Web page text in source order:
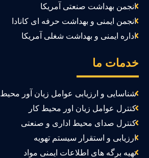
انجمن بهداشت صنعتی آمریکا
انجمن ایمنی و بهداشت حرفه ای کانادا
اداره ایمنی و بهداشت شغلی آمریکا
ما
شناسایی و ارزیابی عوامل زیان آور محیط کار
کنترل عوامل زیان اور محیط کار
کنترل صدای محیط اداری و صنعتی
ارزیابی و استقرار سیستم تهویه
تهیه برگه های اطلاعات ایمنی مواد